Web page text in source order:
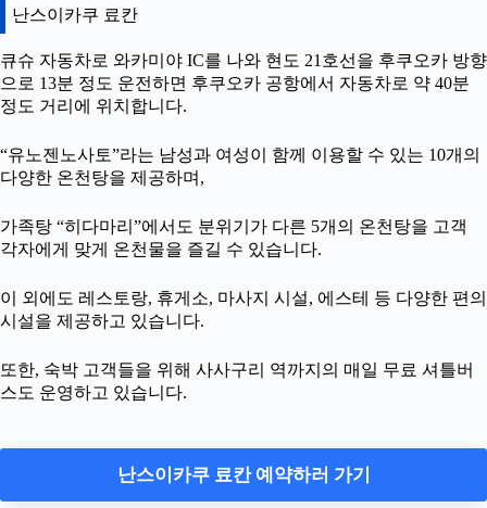
난스이카쿠 료칸
큐슈 자동차로 와카미야 IC를 나와 현도 21호선을 후쿠오카 방향
으로 13분 정도 운전하면 후쿠오카 공항에서 자동차로 약 40분
정도 거리에 위치합니다.
“유노젠노사토”라는 남성과 여성이 함께 이용할 수 있는 10개의
다양한 온천탕을 제공하며,
가족탕 “히다마리”에서도 분위기가 다른 5개의 온천탕을 고객
각자에게 맞게 온천물을 즐길 수 있습니다.
이 외에도 레스토랑, 휴게소, 마사지 시설, 에스테 등 다양한 편의
시설을 제공하고 있습니다.
또한, 숙박 고객들을 위해 사사구리 역까지의 매일 무료 셔틀버
스도 운영하고 있습니다.
난스이카쿠 료칸 예약하러 가기